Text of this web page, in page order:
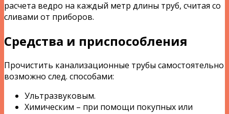
расчета ведро на каждый метр длины труб, считая со
сливами от приборов.
Средства и приспособления
Прочистить канализационные трубы самостоятельно
возможно след. способами:
Ультразвуковым.
Химическим – при помощи покупных или